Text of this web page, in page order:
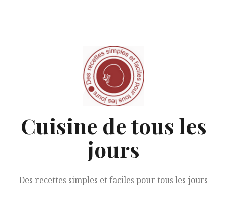
Cuisine de tous les
jours
Des recettes simples et faciles pour tous les jours